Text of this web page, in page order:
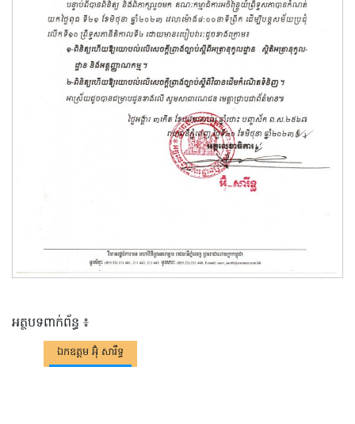
អត្ថបទពាក់ព័ន្ធ ៖
ឯកឧត្តម អ៊ុំ សារឹទ្ធ